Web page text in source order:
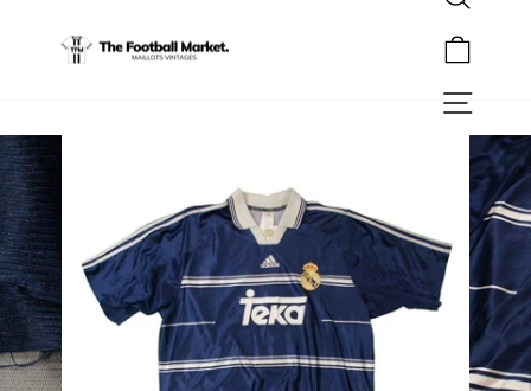
Rechercher
Navigation